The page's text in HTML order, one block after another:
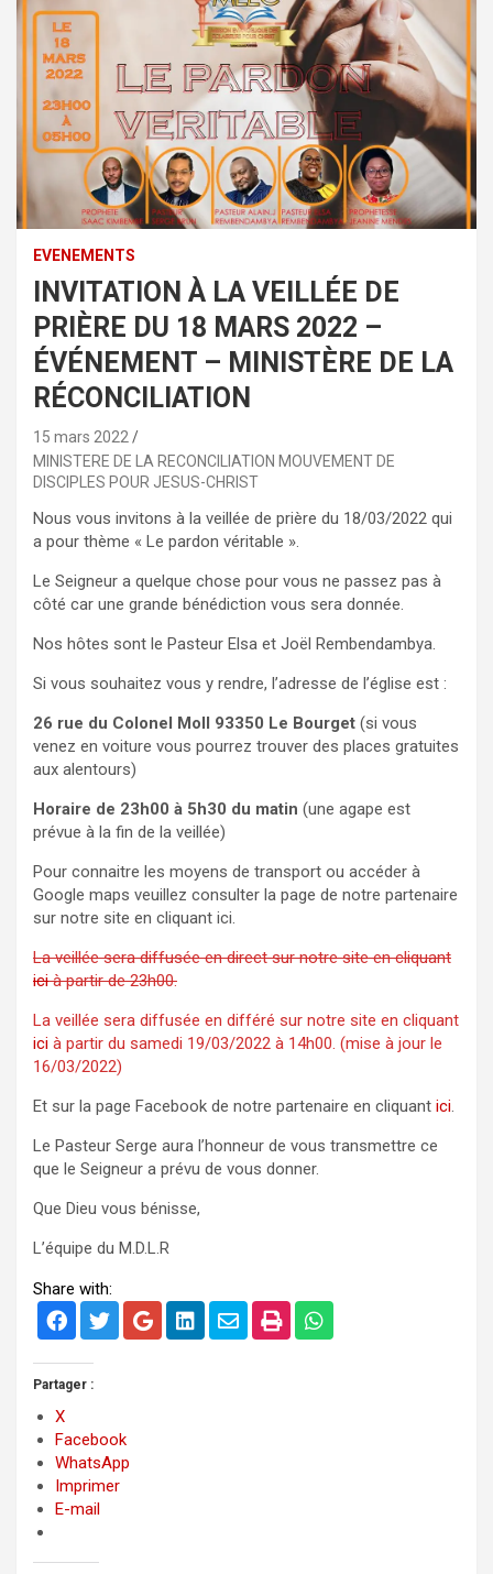
EVENEMENTS
INVITATION À LA VEILLÉE DE
PRIÈRE DU 18 MARS 2022 –
ÉVÉNEMENT – MINISTÈRE DE LA
RÉCONCILIATION
15 mars 2022
MINISTERE DE LA RECONCILIATION MOUVEMENT DE
DISCIPLES POUR JESUS-CHRIST
Nous vous invitons à la veillée de prière du 18/03/2022 qui
a pour thème « Le pardon véritable ».
Le Seigneur a quelque chose pour vous ne passez pas à
côté car une grande bénédiction vous sera donnée.
Nos hôtes sont le Pasteur Elsa et Joël Rembendambya.
Si vous souhaitez vous y rendre, l’adresse de l’église est :
26 rue du Colonel Moll 93350 Le Bourget (si vous
venez en voiture vous pourrez trouver des places gratuites
aux alentours)
Horaire de 23h00 à 5h30 du matin (une agape est
prévue à la fin de la veillée)
Pour connaitre les moyens de transport ou accéder à
Google maps veuillez consulter la page de notre partenaire
sur notre site en cliquant ici.
La veillée sera diffusée en direct sur notre site en cliquant
icià partir de 23h00.
La veillée sera diffusée en différé sur notre site en cliquant
ici à partir du samedi 19/03/2022 à 14h00. (mise à jour le
16/03/2022)
Et sur la page Facebook de notre partenaire en cliquant ici.
Le Pasteur Serge aura l’honneur de vous transmettre ce
que le Seigneur a prévu de vous donner.
Que Dieu vous bénisse,
L’équipe du M.D.L.R
Share with:
Partager :
X
Facebook
WhatsApp
Imprimer
E-mail